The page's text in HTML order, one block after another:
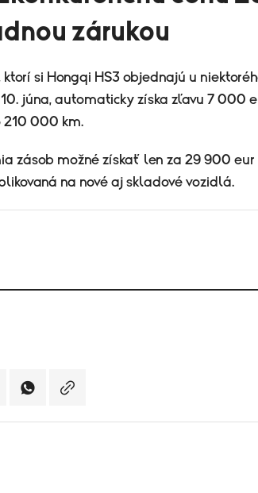
zárukou
si Hongqi HS3 objednajú u
júna, automaticky získa zľavu 7 000
210 000 km.
zásob možné získať len za 29 900 eur
na nové aj skladové vozidlá.